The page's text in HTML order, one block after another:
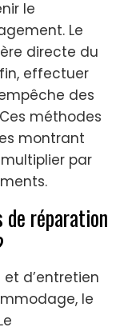
le
Le
directe du
effectuer
des
méthodes
montrant
par
de réparation
d’entretien
le